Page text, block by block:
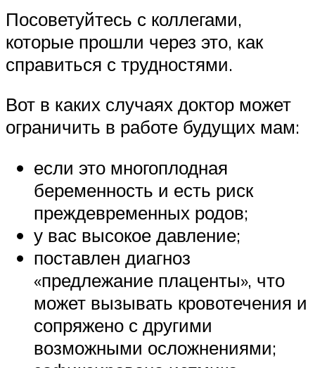
Посоветуйтесь с коллегами,
которые прошли через это, как
справиться с трудностями.
Вот в каких случаях доктор может
ограничить в работе будущих мам:
если это многоплодная
беременность и есть риск
преждевременных родов;
у вас высокое давление;
поставлен диагноз
«предлежание плаценты», что
может вызывать кровотечения и
сопряжено с другими
возможными осложнениями;